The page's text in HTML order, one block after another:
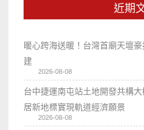
近期
暖心跨海送暖！台灣首廟天壇
建
2026-08-08
台中捷運南屯站土地開發共構
居新地標實現軌道經濟願景
2026-08-08